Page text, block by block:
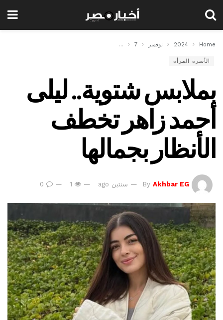
Home
2024 نوفمبر 7 بملابس شتوية.. ليلى أحمد زاهر تخطف الأنظار بجمالها
الأسرة المرأة
بملابس شتوية.. ليلى
أحمد زاهر تخطف
الأنظار بجمالها
By Akhbar EG سنتين ago